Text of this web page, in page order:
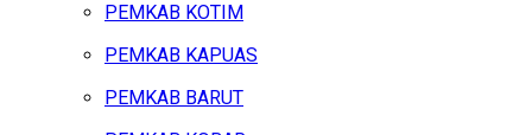
PEMKAB KOTIM
PEMKAB KAPUAS
PEMKAB BARUT